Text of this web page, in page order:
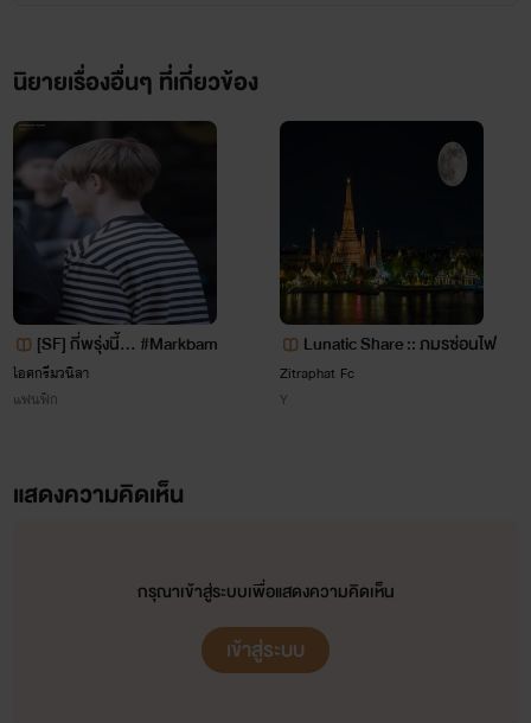
เอ็มม่า ลูกครึ่ง ไทย-เกาหลี
เเฟนของทามไท อายุ21ปี
นิยายเรื่องอื่นๆ ที่เกี่ยวข้อง
[SF] กี่พรุ่งนี้... #Markbam
ไอศกรีมวนิลา
แฟนฟิก
Lunatic Share :: ภมรซ่อนไฟ
Zitraphat Fc
Y
แสดงความคิดเห็น
กรุณาเข้าสู่ระบบเพื่อแสดงความคิดเห็น
เข้าสู่ระบบ